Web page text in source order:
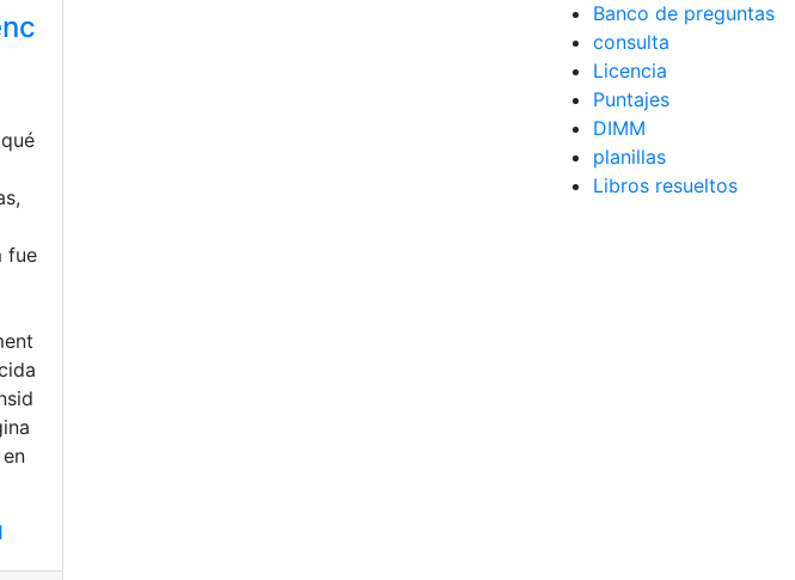
fue
Banco de preguntas
consulta
Licencia
Puntajes
DIMM
planillas
Libros resueltos